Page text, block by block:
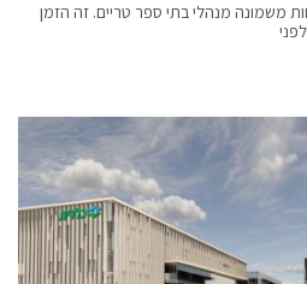
משמונה מנהלי בתי ספר טריים. זה הזמן